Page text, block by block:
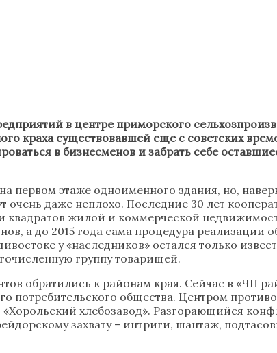
в центре приморского
краха существовавшей еще с советских
в бизнесменов и забрать себе
первом этаже одноименного здания, но,
даже неплохо. Последние 30 лет
квадратов жилой и коммерческой
а до 2015 года сама процедура реализации
у «наследников» остался только
группу товарищей.
обратились к районам края. Сейчас в «ЧП
потребительского общества. Центром
хлебозавод». Разгорающийся
захвату – интриги, шантаж,